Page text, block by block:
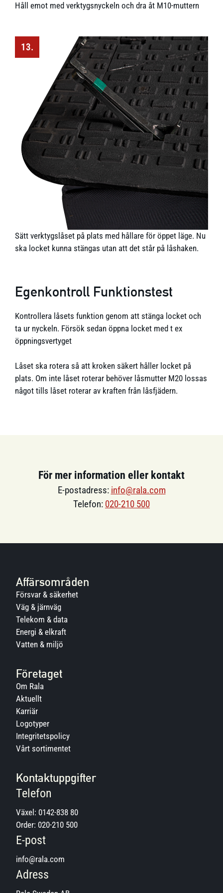
Håll emot med verktygsnyckeln och dra åt M10-muttern
13.
Sätt verktygslåset på plats med hållare för öppet läge. Nu
ska locket kunna stängas utan att det står på låshaken.
Egenkontroll Funktionstest
Kontrollera låsets funktion genom att stänga locket och
ta ur nyckeln. Försök sedan öppna locket med t ex
öppningsvertyget
Låset ska rotera så att kroken säkert håller locket på
plats. Om inte låset roterar behöver låsmutter M20 lossas
något tills låset roterar av kraften från låsfjädern.
För mer information eller kontakt
E-postadress: info@rala.com
Telefon: 020-210 500
Affärsområden
Försvar & säkerhet
Väg & järnväg
Telekom & data
Energi & elkraft
Vatten & miljö
Företaget
Om Rala
Aktuellt
Karriär
Logotyper
Integritetspolicy
Vårt sortimentet
Kontaktuppgifter
Telefon
Växel: 0142-838 80
Order: 020-210 500
E-post
info@rala.com
Adress